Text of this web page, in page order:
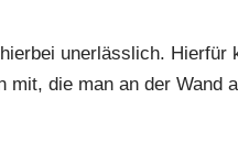
unerlässlich. Hierfür
die man an der Wand